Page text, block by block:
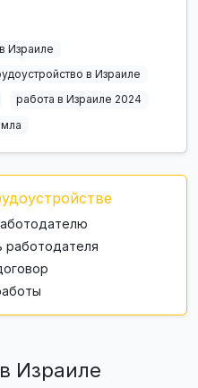
Израиле
в Израиле
работа в Израиле 2024
работодателя
Израиле